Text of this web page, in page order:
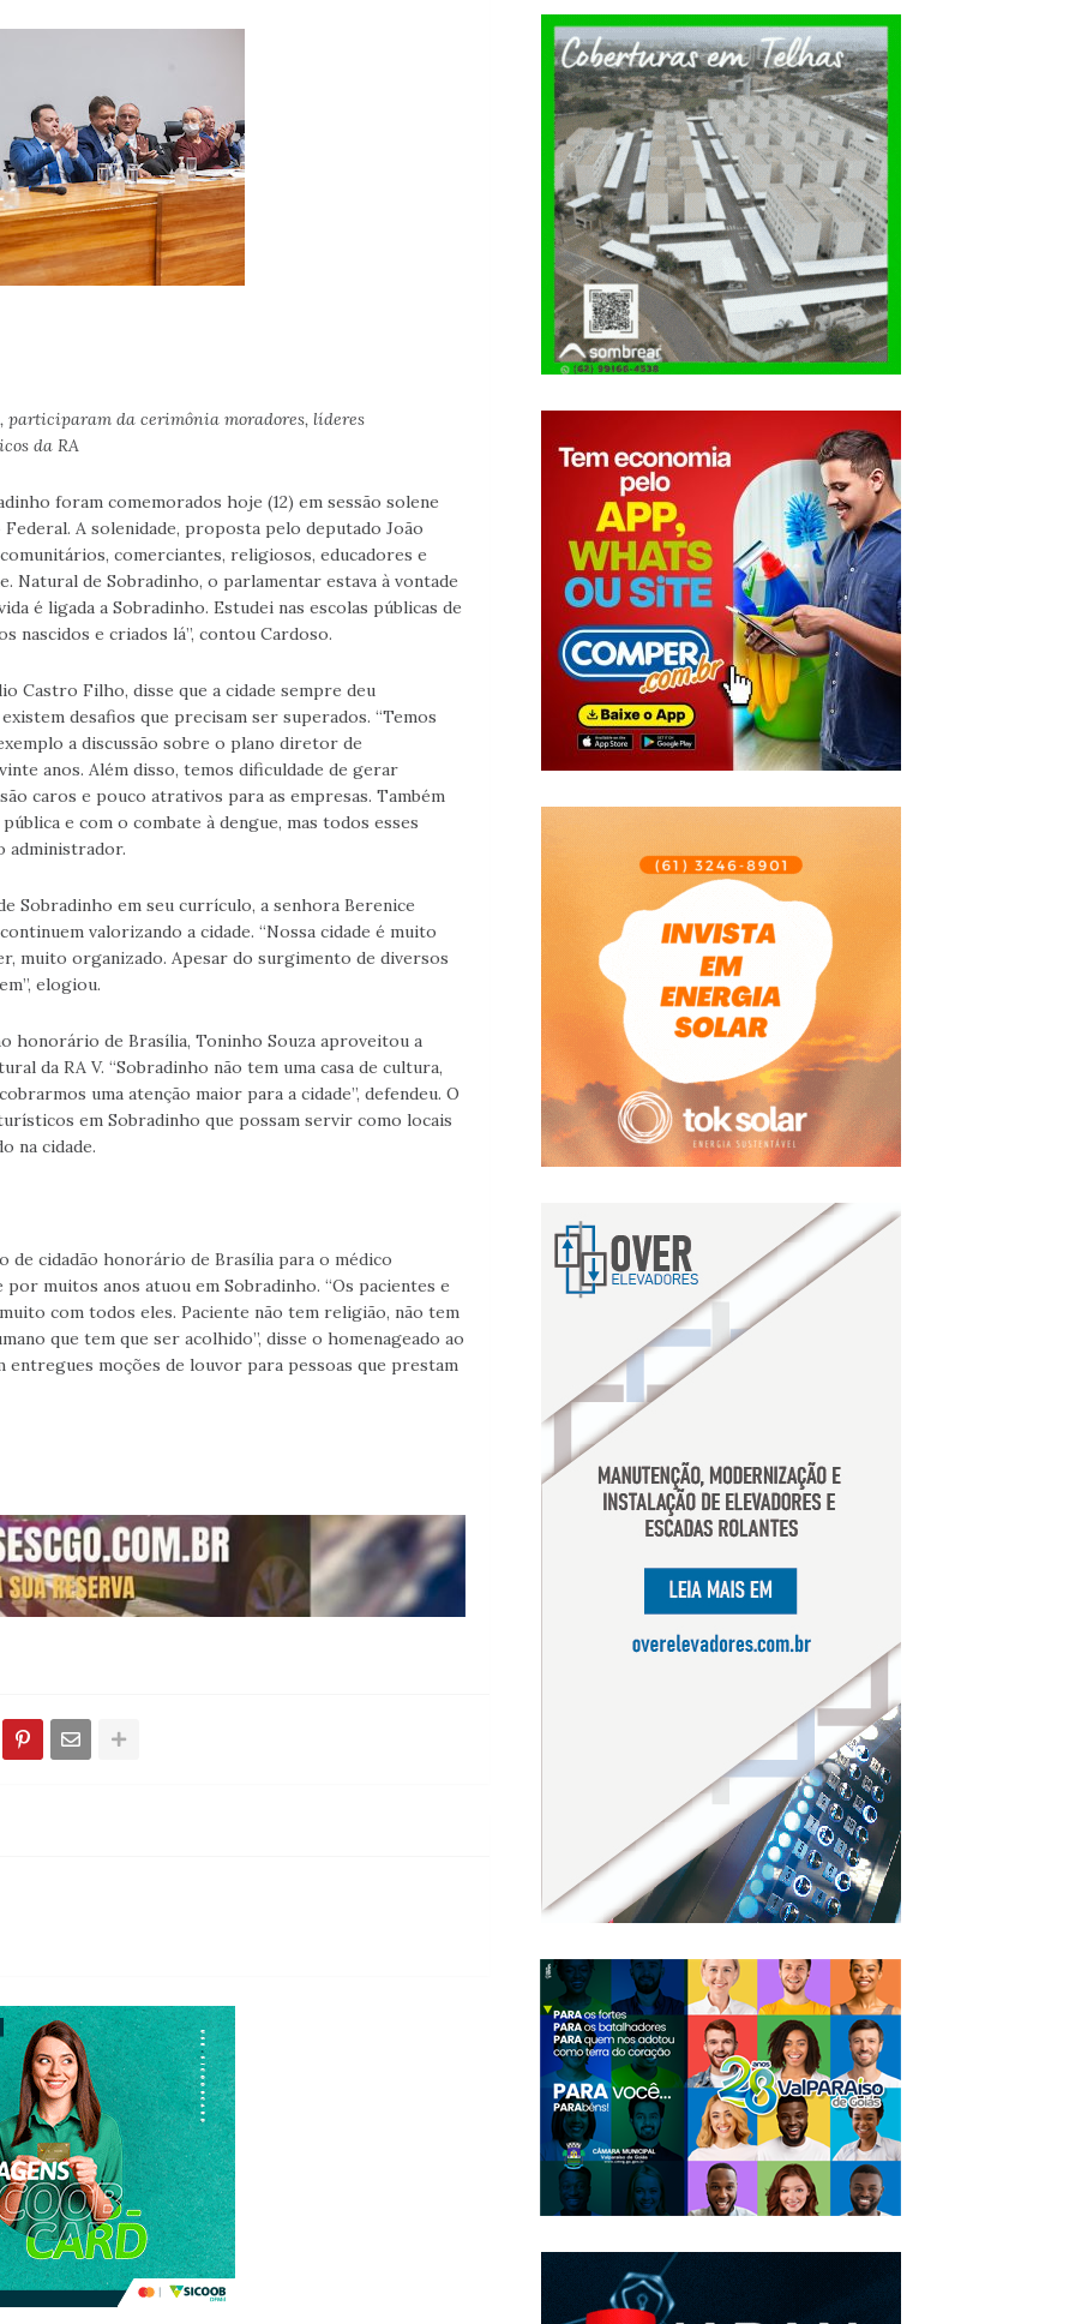
participaram da cerimônia moradores, líderes
da RA
foram comemorados hoje (12) em sessão solene
A solenidade, proposta pelo deputado João
comerciantes, religiosos, educadores e
Natural de Sobradinho, o parlamentar estava à vontade
é ligada a Sobradinho. Estudei nas escolas públicas de
nascidos e criados lá”, contou Cardoso.
Castro Filho, disse que a cidade sempre deu
desafios que precisam ser superados. “Temos
a discussão sobre o plano diretor de
anos. Além disso, temos dificuldade de gerar
caros e pouco atrativos para as empresas. Também
e com o combate à dengue, mas todos esses
administrador.
Sobradinho em seu currículo, a senhora Berenice
valorizando a cidade. “Nossa cidade é muito
muito organizado. Apesar do surgimento de diversos
elogiou.
honorário de Brasília, Toninho Souza aproveitou a
da RA V. “Sobradinho não tem uma casa de cultura,
uma atenção maior para a cidade”, defendeu. O
em Sobradinho que possam servir como locais
na cidade.
cidadão honorário de Brasília para o médico
muitos anos atuou em Sobradinho. “Os pacientes e
com todos eles. Paciente não tem religião, não tem
que tem que ser acolhido”, disse o homenageado ao
moções de louvor para pessoas que prestam